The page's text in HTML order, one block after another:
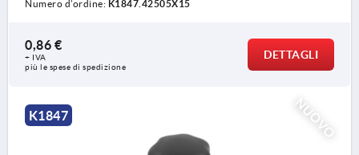
Numero d’ordine: K1847.42505X15
0,86 €
+ IVA
più le spese di spedizione
DETTAGLI
NUOVO
K1847